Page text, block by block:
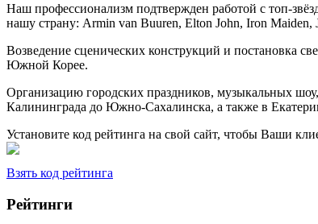
Наш профессионализм подтвержден работой с топ-
нашу страну: Armin van Buuren, Elton John, Iron Maiden,
Возведение сценических конструкций и постановка
Южной Корее.
Организацию городских праздников, музыкальных
Калининграда до Южно-Сахалинска, а также в
Установите код рейтинга на свой сайт, чтобы Ваши
Взять код рейтинга
Рейтинги